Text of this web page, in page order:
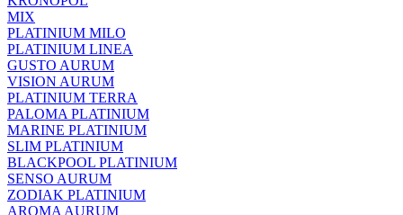
MIX
PLATINIUM MILO
PLATINIUM LINEA
GUSTO AURUM
VISION AURUM
PLATINIUM TERRA
PALOMA PLATINIUM
MARINE PLATINIUM
SLIM PLATINIUM
BLACKPOOL PLATINIUM
SENSO AURUM
ZODIAK PLATINIUM
AROMA AURUM